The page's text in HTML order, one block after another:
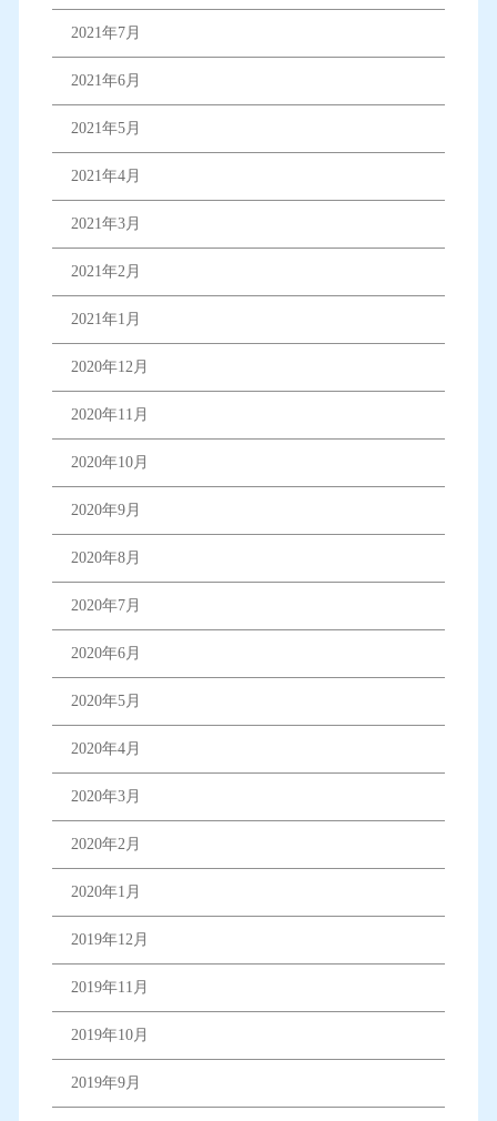
2021年7月
2021年6月
2021年5月
2021年4月
2021年3月
2021年2月
2021年1月
2020年12月
2020年11月
2020年10月
2020年9月
2020年8月
2020年7月
2020年6月
2020年5月
2020年4月
2020年3月
2020年2月
2020年1月
2019年12月
2019年11月
2019年10月
2019年9月